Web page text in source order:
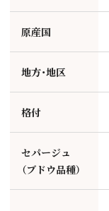
原産国
地方・地区
格付
セパージュ
（ブドウ品種）